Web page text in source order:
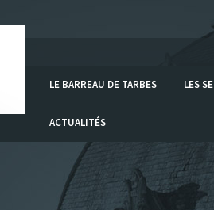
LE BARREAU DE TARBES LES
ACTUALITÉS